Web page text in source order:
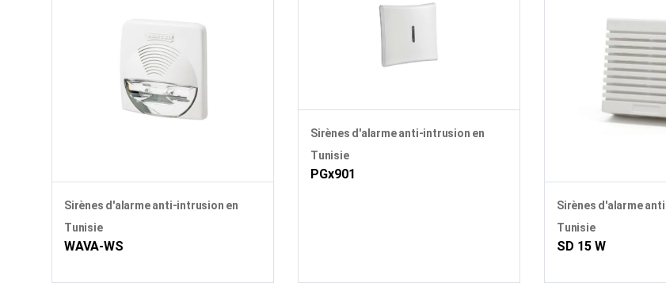
Sirènes d'alarme anti-intrusion en
Tunisie
WAVA-WS
Sirènes d'alarme anti-intrusion en
Tunisie
PGx901
Sirènes d'alarme
Tunisie
SD 15 W